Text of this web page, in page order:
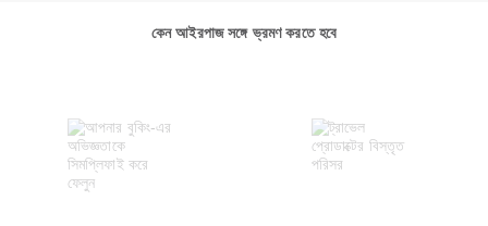
কেন আইরপাজ সঙ্গে ভ্রমণ করতে হবে